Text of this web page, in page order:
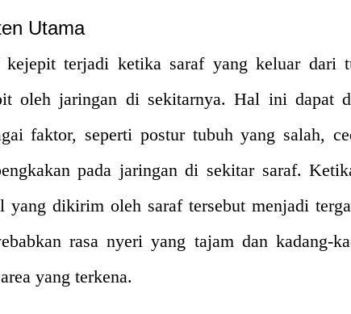
Utama
kejepit terjadi ketika saraf yang keluar dari
oleh jaringan di sekitarnya. Hal ini dapat
faktor, seperti postur tubuh yang salah,
pada jaringan di sekitar saraf.
yang dikirim oleh saraf tersebut menjadi
rasa nyeri yang tajam dan kadang-
yang terkena.